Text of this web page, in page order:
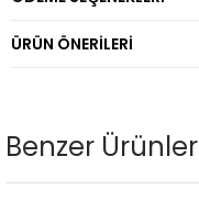
ÜRÜN ÖNERILERI
Benzer Ürünler